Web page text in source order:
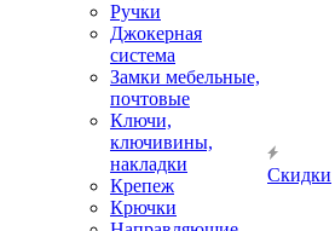
Ручки
Джокерная
система
Замки мебельные,
почтовые
Ключи,
ключивины,
накладки
Крепеж
Крючки
Скидки